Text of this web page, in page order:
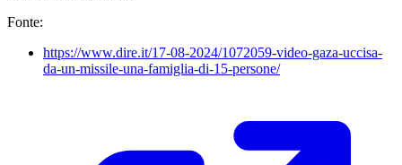
Fonte:
https://www.dire.it/17-08-2024/1072059-video-gaza-uccisa-
da-un-missile-una-famiglia-di-15-persone/